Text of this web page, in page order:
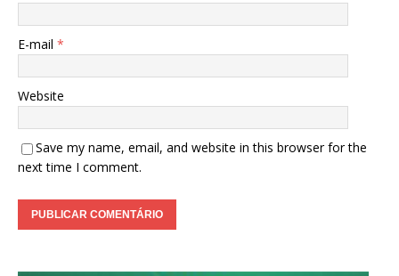
E-mail *
Website
Save my name, email, and website in this browser for the
next time I comment.